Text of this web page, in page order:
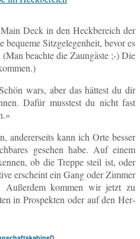
Deck in den Heck­be­reich der
be­que­me Sitz­ge­le­gen­heit, bevor es
be­ach­te die Zaun­gäs­te ;-) Die
wars, aber das hät­test du dir
Dafür muss­test du nicht fast
an­de­rer­seits kann ich Orte besser
ge­se­hen habe. Auf einem
ob die Treppe steil ist, oder
er­scheint ein Gang oder Zimmer
Au­ßer­dem kommen wir jetzt zu
in Pro­spek­ten oder auf den Her­